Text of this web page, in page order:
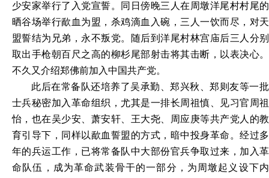
少安家举行了入党宣誓。同日傍晚三人在周墩洋尾村村尾的
晒谷场举行歃血为盟，杀鸡滴血入碗，三人一饮而尽，对天
盟誓结为兄弟，永不叛党。随后到洋尾村林宫庙后三人分别
取出手枪朝百尺之高的柳杉尾部射击将其击断，以表决心。
不久又介绍郑佛前加入中国共产党。
此后在常备队还培养了吴承勤、郑兴秋、郑则友等一批
士兵秘密加入革命组织，尤其是一排长周祖慎、见习官周祖
怡，也在吴少安、萧安轩、王大尧、周应庚等共产党人的教
育引导下，同样以歃血誓盟的方式，暗中投身革命。经过多
年的兵运工作，已将常备队中大部份官兵争取过来，加入革
命队伍，成为革命武装骨干的一部分，为周墩起义设下内